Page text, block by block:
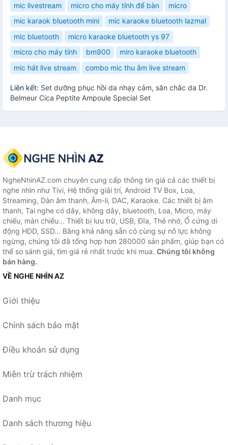
mic livestream
micro cho máy tính để bàn
micro
mic karaok bluetooth mini
mic karaoke bluetooth lazmal
mic bluetooth
micro karaoke bluetooth ys 97
micro cho máy tính
bm900
miro karaoke bluetooth
mic hát live stream
combo mic thu âm live stream
Liên kết: Set dưỡng phục hồi da nhạy cảm, săn chắc da Dr.
Belmeur Cica Peptite Ampoule Special Set
NgheNhinAZ.com chuyên cung cấp thông tin giá cả các thiết bị
nghe nhìn như Tivi, Hệ thống giải trí, Android TV Box, Loa,
Streaming, Dàn âm thanh, Âm-li, DAC, Karaoke. Các thiết bị âm
thanh, Tai nghe có dây, không dây, bluetooth, Loa, Micro, máy
chiếu, màn chiếu... Thiết bị lưu trữ, USB, Đĩa, Thẻ nhớ, Ổ cứng di
động HDD, SSD... Bằng khả năng sẵn có cùng sự nỗ lực không
ngừng, chúng tôi đã tổng hợp hơn 280000 sản phẩm, giúp bạn có
thể so sánh giá, tìm giá rẻ nhất trước khi mua. Chúng tôi không
bán hàng.
VỀ NGHE NHÌN AZ
Giới thiệu
Chính sách bảo mật
Điều khoản sử dụng
Miễn trừ trách nhiệm
Danh mục
Danh sách thương hiệu